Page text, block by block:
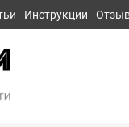
Инструкции